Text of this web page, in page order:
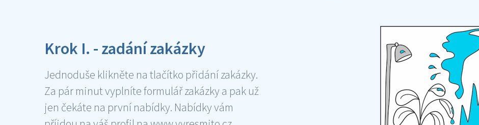
Krok I. - zadání zakázky
Jednoduše klikněte na tlačítko přidání zakázky.
Za pár minut vyplníte formulář zakázky a pak už
jen čekáte na první nabídky. Nabídky vám